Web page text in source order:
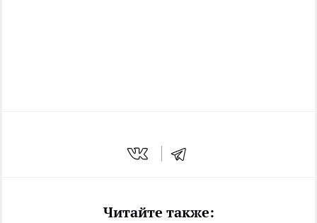
Читайте также: